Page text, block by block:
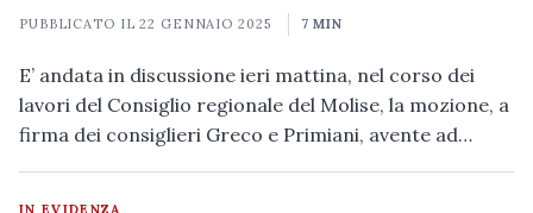
PUBBLICATO IL22 GENNAIO 2025 7 MIN
E’ andata in discussione ieri mattina, nel corso dei
lavori del Consiglio regionale del Molise, la mozione, a
firma dei consiglieri Greco e Primiani, avente ad…
IN EVIDENZA